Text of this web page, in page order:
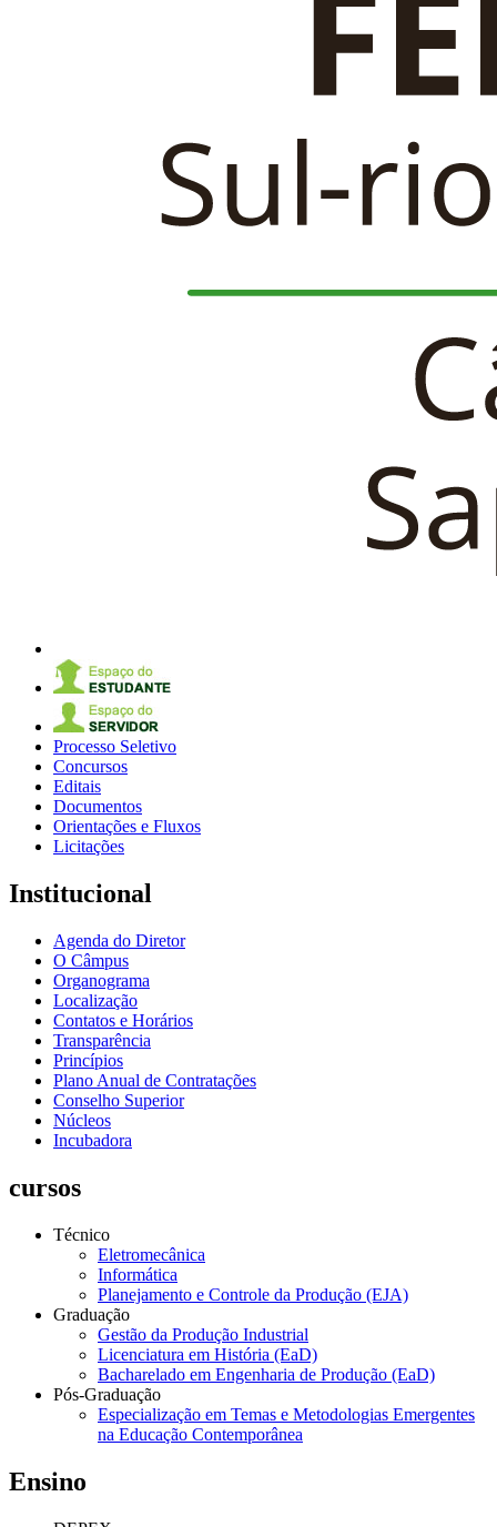
Processo Seletivo
Concursos
Editais
Documentos
Orientações e Fluxos
Licitações
Institucional
Agenda do Diretor
O Câmpus
Organograma
Localização
Contatos e Horários
Transparência
Princípios
Plano Anual de Contratações
Conselho Superior
Núcleos
Incubadora
cursos
Técnico
Eletromecânica
Informática
Planejamento e Controle da Produção (EJA)
Graduação
Gestão da Produção Industrial
Licenciatura em História (EaD)
Bacharelado em Engenharia de Produção (EaD)
Pós-Graduação
Especialização em Temas e Metodologias Emergentes
na Educação Contemporânea
Ensino